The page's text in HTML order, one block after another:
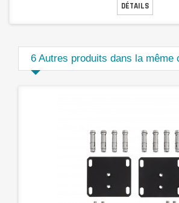
DÉTAILS
6 Autres produits dans la même